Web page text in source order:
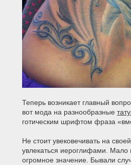
Теперь возникает главный
вот мода на разнообразные
готическим шрифтом фраза
Не стоит увековечивать на
увлекаться иероглифами. Мало
огромное значение. Бывали